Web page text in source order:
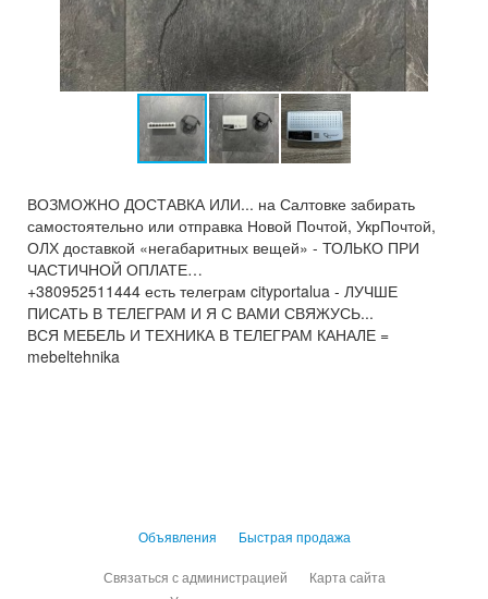
ВОЗМОЖНО ДОСТАВКА ИЛИ... на Салтовке забирать
самостоятельно или отправка Новой Почтой, УкрПочтой,
ОЛХ доставкой «негабаритных вещей» - ТОЛЬКО ПРИ
ЧАСТИЧНОЙ ОПЛАТЕ…
+380952511444 есть телеграм cityportalua - ЛУЧШЕ
ПИСАТЬ В ТЕЛЕГРАМ И Я С ВАМИ СВЯЖУСЬ...
ВСЯ МЕБЕЛЬ И ТЕХНИКА В ТЕЛЕГРАМ КАНАЛЕ =
mebeltehnika
Объявления Быстрая продажа
Связаться с администрацией
Карта сайта